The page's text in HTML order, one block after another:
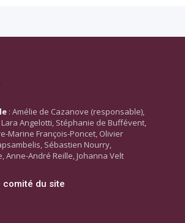
: Amélie de Cazanove (responsable),
Lara Angelotti, Stéphanie de Buffévent,
Marine François-Poncet, Olivier
Sébastien Nourry,
Anne-André Reille, Johanna Velt
comité du site